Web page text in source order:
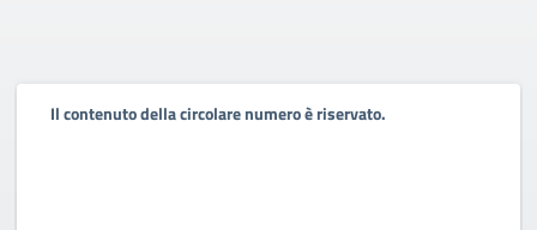
Il contenuto della circolare numero è riservato.